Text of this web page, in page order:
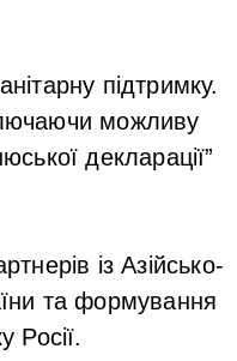
підтримку.
можливу
декларації”
із Азійсько-
та формування
Росії.